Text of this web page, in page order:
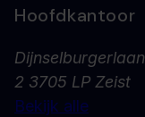
Hoofdkantoor
Dijnselburgerlaan
2 3705 LP Zeist
Bekijk alle